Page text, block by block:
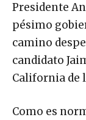
Presidente
pésimo
camino
candidato
California de
Como es